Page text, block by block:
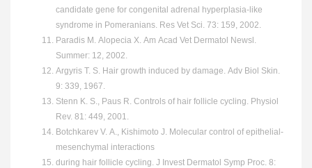
candidate gene for congenital adrenal hyperplasia-like
syndrome in Pomeranians. Res Vet Sci. 73: 159, 2002.
Paradis M. Alopecia X. Am Acad Vet Dermatol Newsl.
Summer: 12, 2002.
Argyris T. S. Hair growth induced by damage. Adv Biol Skin.
9: 339, 1967.
Stenn K. S., Paus R. Controls of hair follicle cycling. Physiol
Rev. 81: 449, 2001.
Botchkarev V. A., Kishimoto J. Molecular control of epithelial-
mesenchymal interactions
during hair follicle cycling. J Invest Dermatol Symp Proc. 8: